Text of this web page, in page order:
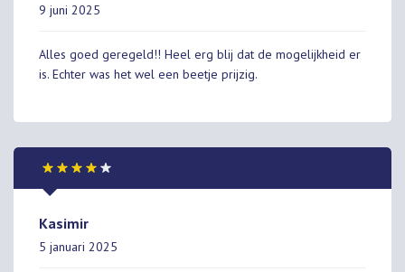
9 juni 2025
Alles goed geregeld!! Heel erg blij dat de mogelijkheid er
is. Echter was het wel een beetje prijzig.
Kasimir
5 januari 2025